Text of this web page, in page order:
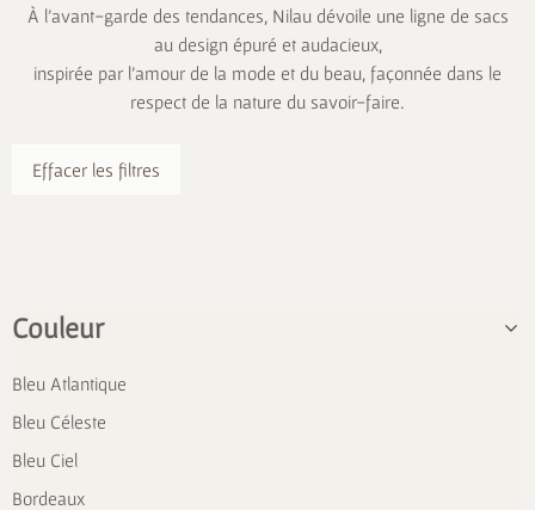
À l’avant-garde des tendances, Nilau dévoile une ligne de sacs
au design épuré et audacieux,
inspirée par l’amour de la mode et du beau, façonnée dans le
respect de la nature du savoir-faire.
Effacer les filtres
Couleur
Bleu Atlantique
Bleu Céleste
Bleu Ciel
Bordeaux